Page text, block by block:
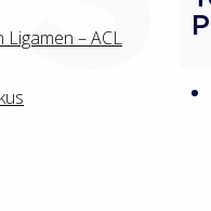
Ligamen – ACL